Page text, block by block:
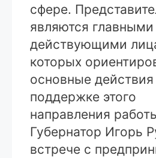
сфере.
являются главными
действующими
которых
основные действия
поддержке этого
направления
Губернатор Игорь
встрече с